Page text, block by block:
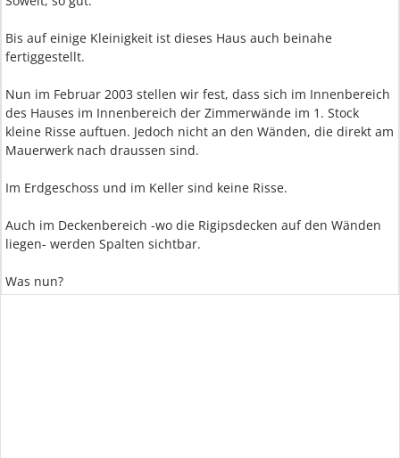
Bis auf einige Kleinigkeit ist dieses Haus auch beinahe
fertiggestellt.
Nun im Februar 2003 stellen wir fest, dass sich im Innenbereich
des Hauses im Innenbereich der Zimmerwände im 1. Stock
kleine Risse auftuen. Jedoch nicht an den Wänden, die direkt am
Mauerwerk nach draussen sind.
Im Erdgeschoss und im Keller sind keine Risse.
Auch im Deckenbereich -wo die Rigipsdecken auf den Wänden
liegen- werden Spalten sichtbar.
Was nun?